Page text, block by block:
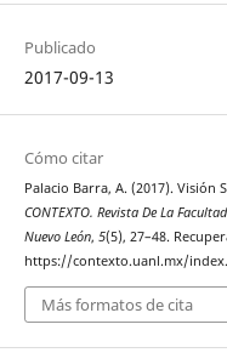
Publicado
2017-09-13
Cómo citar
Palacio Barra, A. (2017). Visión
CONTEXTO. Revista De La
Nuevo León, 5(5), 27–48.
https://contexto.uanl.mx/
Más formatos de cita